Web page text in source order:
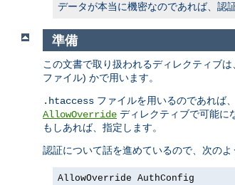
データが本当に機密なのであれば、認
準備
この文書で取り扱われるディレクティブ
ファイル) かで用います。
.htaccess ファイルを用いるのであれば
AllowOverride ディレクティブで可能に
もしあれば、指定します。
認証について話を進めているので、次のよ
AllowOverride AuthConfig